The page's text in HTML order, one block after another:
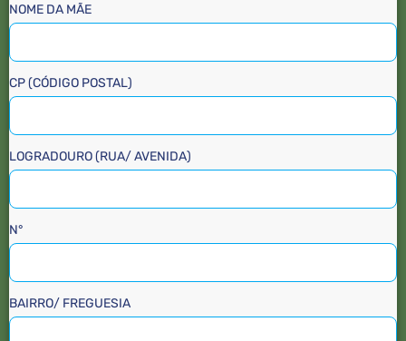
NOME DA MÃE
CP (CÓDIGO POSTAL)
LOGRADOURO (RUA/ AVENIDA)
N°
BAIRRO/ FREGUESIA